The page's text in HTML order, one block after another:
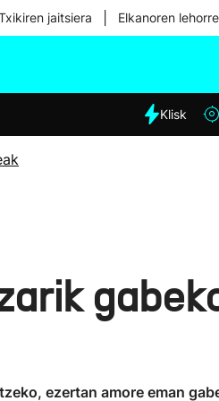
jaitsiera Elkanoren
Eguraldia
Klisk
ezertan amore eman